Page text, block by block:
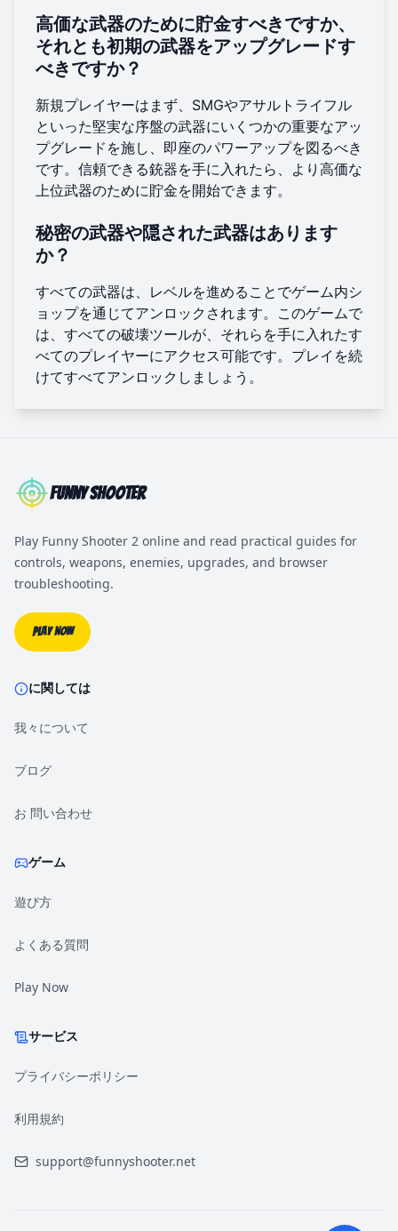
高価な武器のために貯金すべきですか、
それとも初期の武器をアップグレードす
べきですか？
新規プレイヤーはまず、SMGやアサルトライフル
といった堅実な序盤の武器にいくつかの重要なアッ
プグレードを施し、即座のパワーアップを図るべき
です。信頼できる銃器を手に入れたら、より高価な
上位武器のために貯金を開始できます。
秘密の武器や隠された武器はあります
か？
すべての武器は、レベルを進めることでゲーム内シ
ョップを通じてアンロックされます。このゲームで
は、すべての破壊ツールが、それらを手に入れたす
べてのプレイヤーにアクセス可能です。プレイを続
けてすべてアンロックしましょう。
Funny Shooter
Play Funny Shooter 2 online and read practical guides for
controls, weapons, enemies, upgrades, and browser
troubleshooting.
Play Now
に関しては
我々について
ブログ
お 問い合わせ
ゲーム
遊び方
よくある質問
Play Now
サービス
プライバシーポリシー
利用規約
support@funnyshooter.net